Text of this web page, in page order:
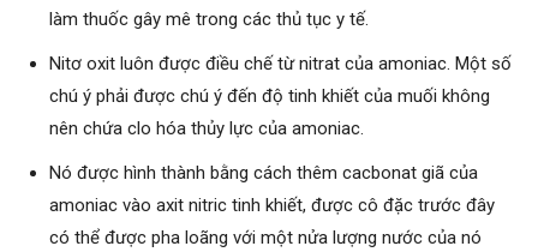
làm thuốc gây mê trong các thủ tục y tế.
Nitơ oxit luôn được điều chế từ nitrat của amoniac. Một số
chú ý phải được chú ý đến độ tinh khiết của muối không
nên chứa clo hóa thủy lực của amoniac.
Nó được hình thành bằng cách thêm cacbonat giã của
amoniac vào axit nitric tinh khiết, được cô đặc trước đây
có thể được pha loãng với một nửa lượng nước của nó